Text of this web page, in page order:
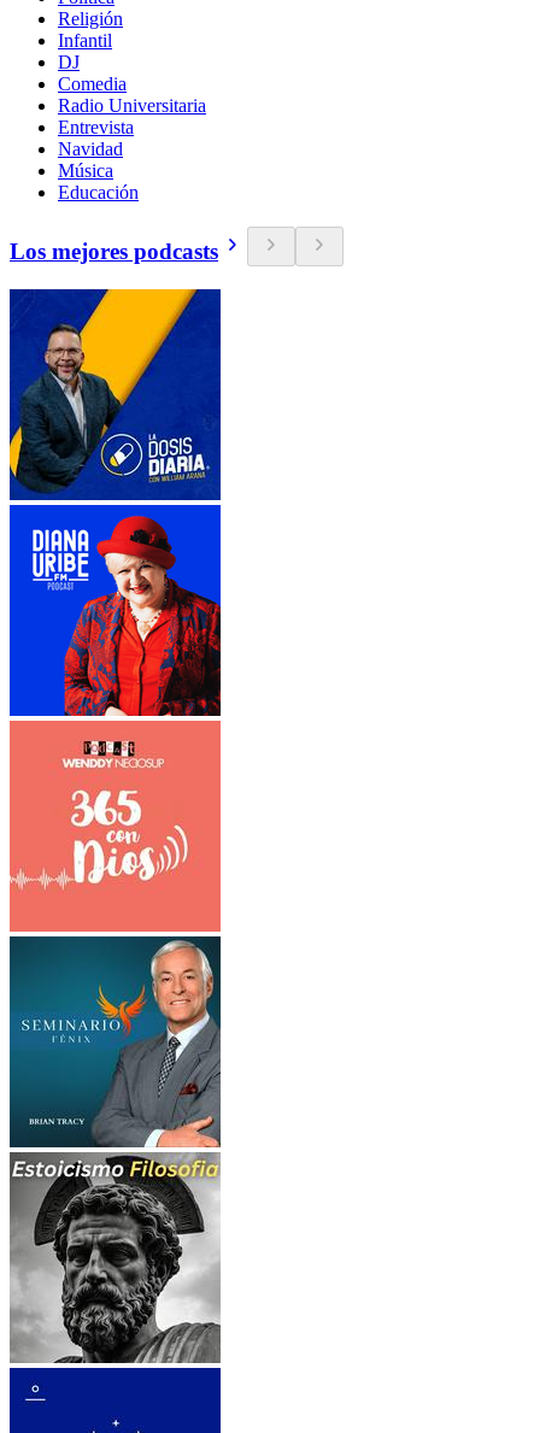
Religión
Infantil
DJ
Comedia
Radio Universitaria
Entrevista
Navidad
Música
Educación
Los mejores podcasts